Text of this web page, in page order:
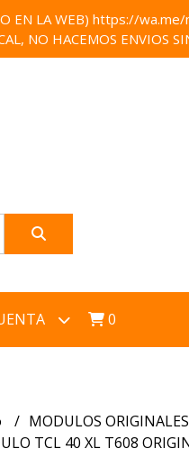
EN LA WEB) https://
NO HACEMOS ENVIOS
0
MODULOS ORIGINALES
TCL 40 XL T608